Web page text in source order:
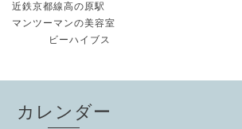
近鉄京都線高の原駅
マンツーマンの美容室
ビーハイブス
カレンダー